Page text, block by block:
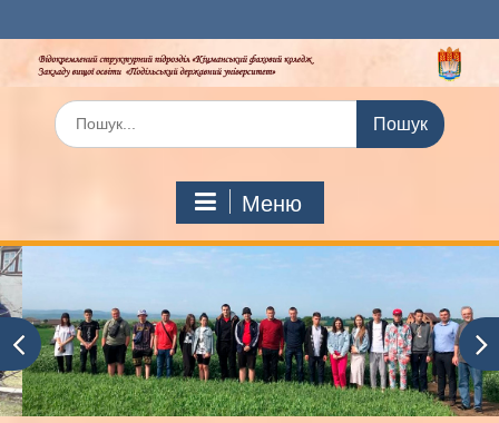
до
вмісту
Шукати:
Меню